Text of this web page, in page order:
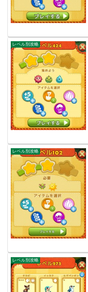
レベル別攻略
レベル別攻略
レベル別攻略